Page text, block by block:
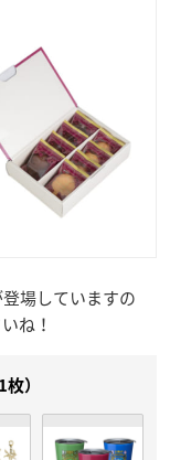
場していますの
ね！
）